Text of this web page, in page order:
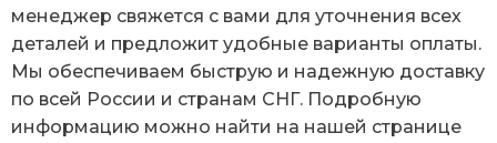
менеджер свяжется с вами для уточнения всех
деталей и предложит удобные варианты оплаты.
Мы обеспечиваем быструю и надежную доставку
по всей России и странам СНГ. Подробную
информацию можно найти на нашей странице